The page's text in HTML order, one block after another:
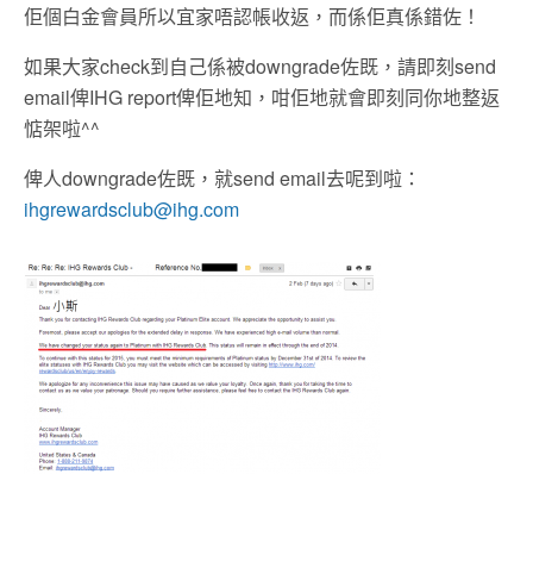
佢個白金會員所以宜家唔認帳收返，而係佢真係錯佐！
如果大家check到自己係被downgrade佐既，請即刻send
email俾IHG report俾佢地知，咁佢地就會即刻同你地整返
惦架啦^^
俾人downgrade佐既，就send email去呢到啦：
ihgrewardsclub@ihg.com